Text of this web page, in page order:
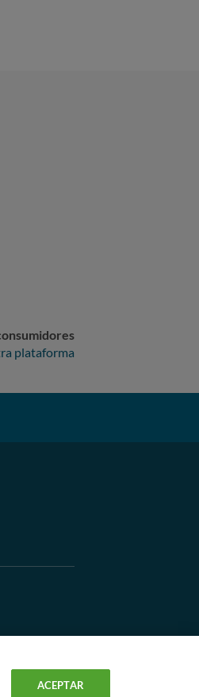
plataforma
ACEPTAR